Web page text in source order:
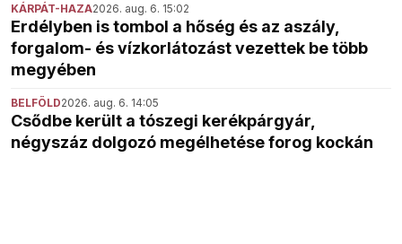
KÁRPÁT-HAZA2026. aug. 6. 15:02
Erdélyben is tombol a hőség és az aszály,
forgalom- és vízkorlátozást vezettek be több
megyében
BELFÖLD2026. aug. 6. 14:05
Csődbe került a tószegi kerékpárgyár,
négyszáz dolgozó megélhetése forog kockán